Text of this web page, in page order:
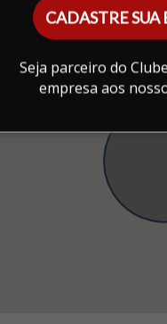
CADASTRE
Seja parceiro do
empresa aos